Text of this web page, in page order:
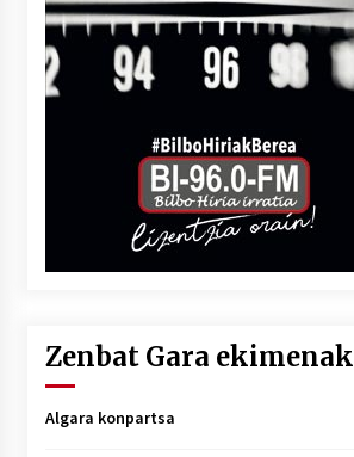
Zenbat Gara ekimenak
Algara konpartsa